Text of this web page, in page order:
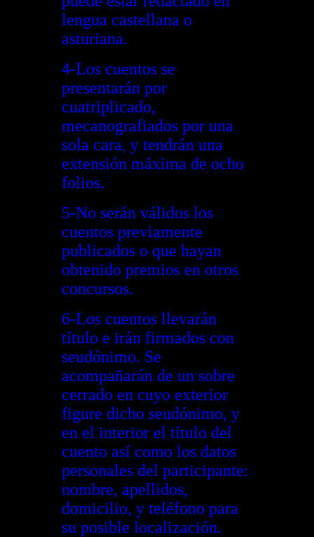
lengua castellana o
asturiana.
4-Los cuentos se
presentarán por
cuatriplicado,
mecanografiados por una
sola cara, y tendrán una
extensión máxima de ocho
folios.
5-No serán válidos los
cuentos previamente
publicados o que hayan
obtenido premios en otros
concursos.
6-Los cuentos llevarán
título e irán firmados con
seudónimo. Se
acompañarán de un sobre
cerrado en cuyo exterior
figure dicho seudónimo, y
en el interior el título del
cuento así como los datos
personales del participante:
nombre, apellidos,
domicilio, y teléfono para
su posible localización.